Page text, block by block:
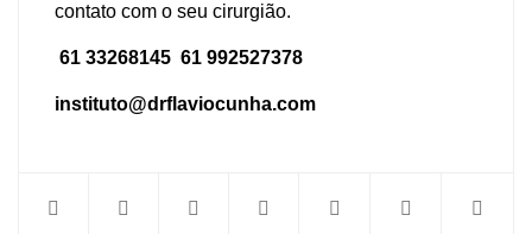
contato com o seu cirurgião.
61 33268145 61 992527378
instituto@drflaviocunha.com